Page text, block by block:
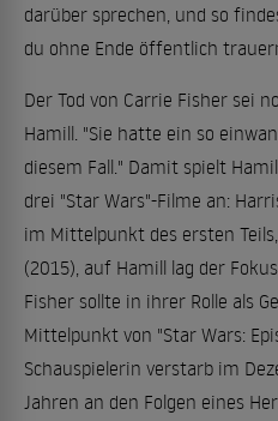
darüber sprechen, und so
du ohne Ende öffentlich
Der Tod von Carrie Fisher sei
Hamill. "Sie hatte ein so
diesem Fall." Damit spielt
drei "Star Wars"-Filme an:
im Mittelpunkt des ersten
(2015), auf Hamill lag der
Fisher sollte in ihrer Rolle als
Mittelpunkt von "Star Wars:
Schauspielerin verstarb im
Jahren an den Folgen eines